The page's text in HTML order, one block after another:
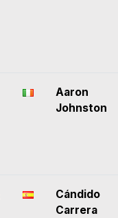
Aaron
Johnston
Cándido
Carrera